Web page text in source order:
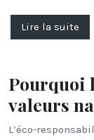
Lire la suite
Pourquoi
valeurs
L’éco-